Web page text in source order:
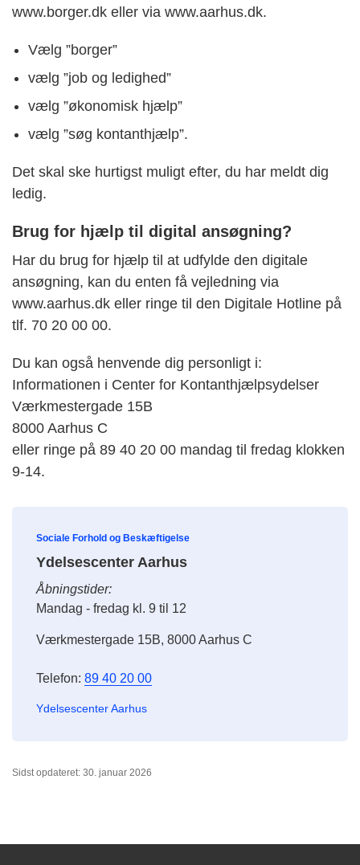
www.borger.dk eller via www.aarhus.dk.
Vælg ”borger”
vælg ”job og ledighed”
vælg ”økonomisk hjælp”
vælg ”søg kontanthjælp”.
Det skal ske hurtigst muligt efter, du har meldt dig
ledig.
Brug for hjælp til digital ansøgning?
Har du brug for hjælp til at udfylde den digitale
ansøgning, kan du enten få vejledning via
www.aarhus.dk eller ringe til den Digitale Hotline på
tlf. 70 20 00 00.
Du kan også henvende dig personligt i:
Informationen i Center for Kontanthjælpsydelser
Værkmestergade 15B
8000 Aarhus C
eller ringe på 89 40 20 00 mandag til fredag klokken
9-14.
Sociale Forhold og Beskæftigelse
Ydelsescenter Aarhus
Åbningstider:
Mandag - fredag kl. 9 til 12
Værkmestergade 15B, 8000 Aarhus C
Telefon: 89 40 20 00
Ydelsescenter Aarhus
Sidst opdateret: 30. januar 2026